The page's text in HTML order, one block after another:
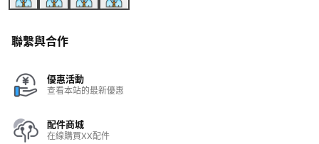
聯繫與合作
優惠活動
查看本站的最新優惠
配件商城
在線購買XX配件